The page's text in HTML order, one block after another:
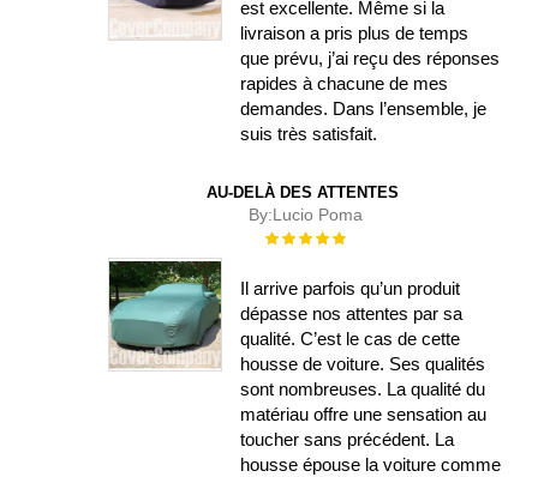
est excellente. Même si la
livraison a pris plus de temps
que prévu, j’ai reçu des réponses
rapides à chacune de mes
demandes. Dans l’ensemble, je
suis très satisfait.
AU-DELÀ DES ATTENTES
By:Lucio Poma
Évaluation :
Il arrive parfois qu’un produit
dépasse nos attentes par sa
qualité. C’est le cas de cette
housse de voiture. Ses qualités
sont nombreuses. La qualité du
matériau offre une sensation au
toucher sans précédent. La
housse épouse la voiture comme